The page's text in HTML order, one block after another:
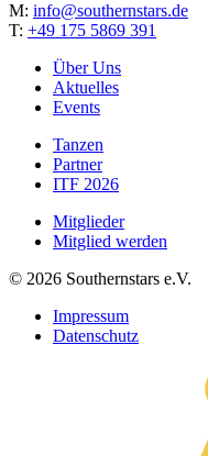
M: info@southernstars.de
T: +49 175 5869 391
Über Uns
Aktuelles
Events
Tanzen
Partner
ITF 2026
Mitglieder
Mitglied werden
© 2026 Southernstars e.V.
Impressum
Datenschutz